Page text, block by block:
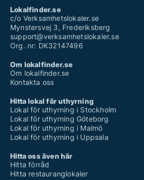
Lokalfinder.se
c/o Verksamhetslokaler.se
Mynstersvej 3, Frederiksberg
support@verksamhetslokaler.se
Org. nr: DK32147496
Om lokalfinder.se
Om lokalfinder.se
Kontakta oss
Hitta lokal för uthyrning
Lokal för uthyrning i Stockholm
Lokal för uthyrning Göteborg
Lokal för uthyrning i Malmö
Lokal för uthyrning i Uppsala
Hitta oss även här
Hitta förråd
Hitta restauranglokaler